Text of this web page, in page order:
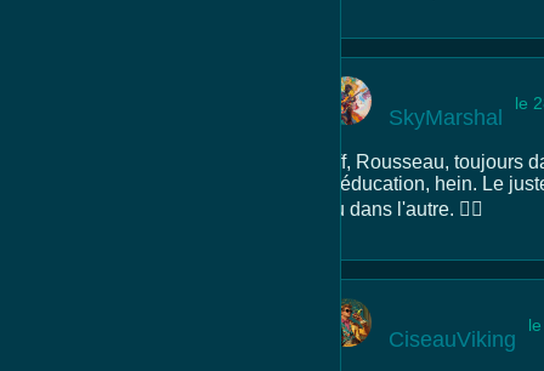
SkyMarshal
le
Pff, Rousseau, toujours
rééducation, hein. Le
ou dans l'autre. 🤷‍♂️
CiseauViking